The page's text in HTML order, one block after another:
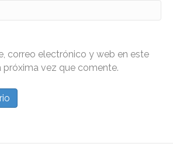
correo electrónico y web en este
próxima vez que comente.